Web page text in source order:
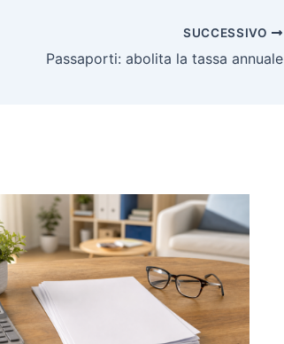
SUCCESSIVO
Passaporti: abolita la tassa annuale